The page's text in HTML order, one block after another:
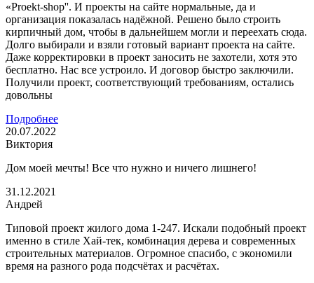
«Proekt-shop''. И проекты на сайте нормальные, да и
организация показалась надёжной. Решено было строить
кирпичный дом, чтобы в дальнейшем могли и переехать сюда.
Долго выбирали и взяли готовый вариант проекта на сайте.
Даже корректировки в проект заносить не захотели, хотя это
бесплатно. Нас все устроило. И договор быстро заключили.
Получили проект, соответствующий требованиям, остались
довольны
Подробнее
20.07.2022
Виктория
Дом моей мечты! Все что нужно и ничего лишнего!
31.12.2021
Андрей
Типовой проект жилого дома 1-247. Искали подобный проект
именно в стиле Хай-тек, комбинация дерева и современных
строительных материалов. Огромное спасибо, с экономили
время на разного рода подсчётах и расчётах.